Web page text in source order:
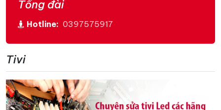
Tổng đài
Hotline: 0397575917
Tivi